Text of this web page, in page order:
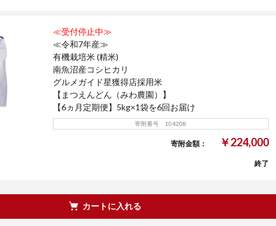
≪受付停止中≫
≪令和7年産≫
有機栽培米 (精米)
南魚沼産コシヒカリ
グルメガイド星獲得店採用米
【まつえんどん（みわ農園）】
【6ヵ月定期便】5kg×1袋を6回お届け
寄附番号 104208
寄附金額： ￥224,000
終了
カートに入れる